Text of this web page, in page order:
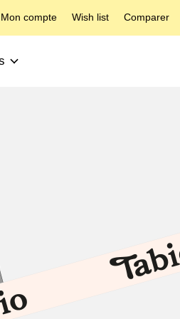
Mon compte Wish list Comparer